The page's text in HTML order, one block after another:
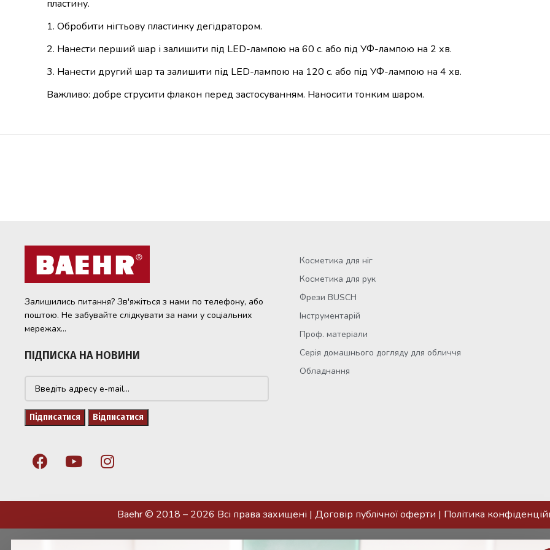
пластину.
1. Обробити нігтьову пластинку дегідратором.
2. Нанести перший шар і залишити під LED-лампою на 60 с. або під УФ-лампою на 2 хв.
3. Нанести другий шар та залишити під LED-лампою на 120 с. або під УФ-лампою на 4 хв.
Важливо: добре струсити флакон перед застосуванням. Наносити тонким шаром.
Залишились питання? Зв'яжіться з нами по телефону, або
поштою. Не забувайте слідкувати за нами у соціальних
мережах...
ПІДПИСКА НА НОВИНИ
Косметика для ніг
Косметика для рук
Фрези BUSCH
Інструментарій
Проф. матеріали
Серія домашнього догляду для обличчя
Обладнання
Baehr © 2018 – 2026 Всі права захищені | Договір публічної оферти | Політика